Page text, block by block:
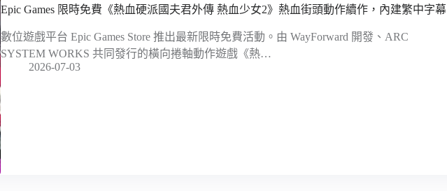
Epic Games 限時免費《熱血硬派國夫君外傳 熱血少女2》熱血街頭動作續作，內建繁中字幕
數位遊戲平台 Epic Games Store 推出最新限時免費活動。由 WayForward 開發、ARC
SYSTEM WORKS 共同發行的橫向捲軸動作遊戲《熱…
2026-07-03